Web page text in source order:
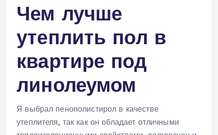
Чем лучше
утеплить пол в
квартире под
линолеумом
Я выбрал пенополистирол в качестве
утеплителя, так как он обладает отличными